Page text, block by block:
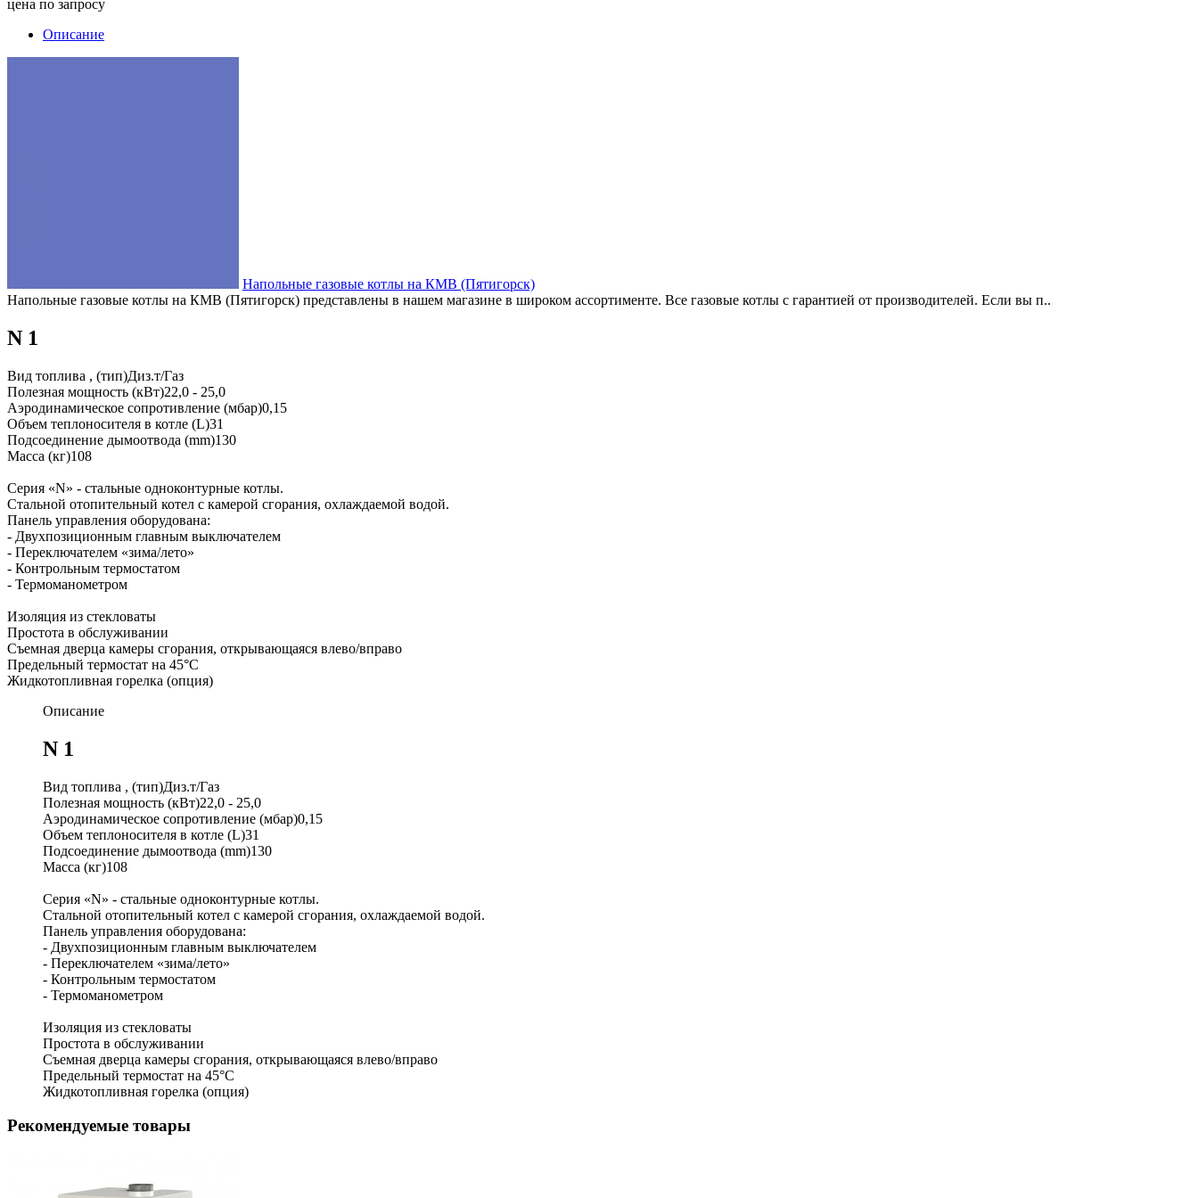
цена по запросу
Описание
Напольные газовые котлы на КМВ (Пятигорск)
Напольные газовые котлы на КМВ (Пятигорск) представлены в нашем магазине в широком ассортименте. Все газовые котлы с гарантией от производителей. Если вы п..
N 1
Вид топлива , (тип)Диз.т/Газ
Полезная мощность (кВт)22,0 - 25,0
Аэродинамическое сопротивление (мбар)0,15
Объем теплоносителя в котле (L)31
Подсоединение дымоотвода (mm)130
Масса (кг)108
Серия «N» - стальные одноконтурные котлы.
Стальной отопительный котел с камерой сгорания, охлаждаемой водой.
Панель управления оборудована:
- Двухпозиционным главным выключателем
- Переключателем «зима/лето»
- Контрольным термостатом
- Термоманометром
Изоляция из стекловаты
Простота в обслуживании
Съемная дверца камеры сгорания, открывающаяся влево/вправо
Предельный термостат на 45°C
Жидкотопливная горелка (опция)
Описание
N 1
Вид топлива , (тип)Диз.т/Газ
Полезная мощность (кВт)22,0 - 25,0
Аэродинамическое сопротивление (мбар)0,15
Объем теплоносителя в котле (L)31
Подсоединение дымоотвода (mm)130
Масса (кг)108
Серия «N» - стальные одноконтурные котлы.
Стальной отопительный котел с камерой сгорания, охлаждаемой водой.
Панель управления оборудована:
- Двухпозиционным главным выключателем
- Переключателем «зима/лето»
- Контрольным термостатом
- Термоманометром
Изоляция из стекловаты
Простота в обслуживании
Съемная дверца камеры сгорания, открывающаяся влево/вправо
Предельный термостат на 45°C
Жидкотопливная горелка (опция)
Рекомендуемые товары